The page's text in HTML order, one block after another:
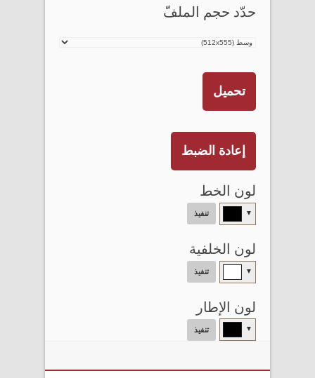
حدّد حجم الملفّ
تحميل
إعادة الضبط
لون الخط
▼ تنفيذ
لون الخلفية
▼ تنفيذ
لون الإطار
▼ تنفيذ